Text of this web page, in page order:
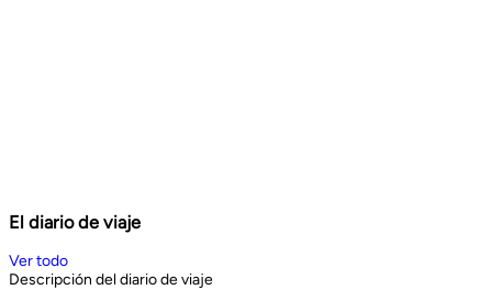
El diario de viaje
Ver todo
Descripción del diario de viaje